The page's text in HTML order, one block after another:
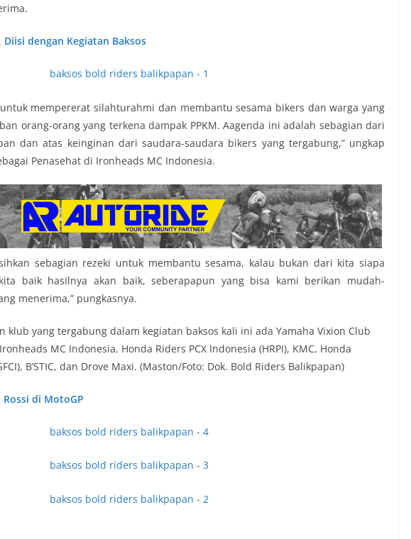
Diisi dengan Kegiatan Baksos
mempererat silahturahmi dan membantu sesama bikers dan warga yang
orang-orang yang terkena dampak PPKM. Aagenda ini adalah sebagian dari
dan atas keinginan dari saudara-saudara bikers yang tergabung,” ungkap
Penasehat di Ironheads MC Indonesia.
sebagian rezeki untuk membantu sesama, kalau bukan dari kita siapa
baik hasilnya akan baik, seberapapun yang bisa kami berikan mudah-
menerima,” pungkasnya.
klub yang tergabung dalam kegiatan baksos kali ini ada Yamaha Vixion Club
MC Indonesia, Honda Riders PCX Indonesia (HRPI), KMC, Honda
B’STIC, dan Drove Maxi. (Maston/Foto: Dok. Bold Riders Balikpapan)
di MotoGP